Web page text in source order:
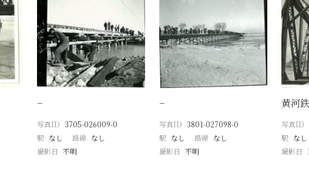
−
写真ID 3705-026009-0
駅 なし 路線 なし
撮影日 不明
−
写真ID 3801-027098-0
駅 なし 路線 なし
撮影日 不明
黄河
写真ID
駅 なし
撮影日